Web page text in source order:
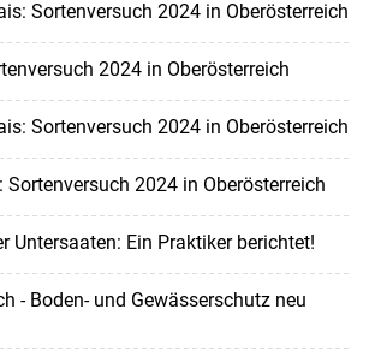
Sortenversuch 2024 in Oberösterreich
2024 in Oberösterreich
Sortenversuch 2024 in Oberösterreich
Sortenversuch 2024 in Oberösterreich
Untersaaten: Ein Praktiker berichtet!
- Boden- und Gewässerschutz neu